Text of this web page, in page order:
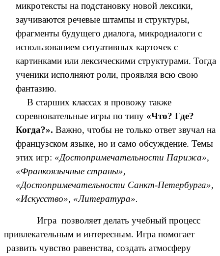
микротексты на подстановку новой лексики,
заучиваются речевые штампы и структуры,
фрагменты будущего диалога, микродиалоги с
использованием ситуативных карточек с
картинками или лексическими структурами. Тогда
ученики исполняют роли, проявляя всю свою
фантазию.
В старших классах я провожу также
соревновательные игры по типу «Что? Где?
Когда?». Важно, чтобы не только ответ звучал на
французском языке, но и само обсуждение. Темы
этих игр: «Достопримечательности Парижа»,
«Франкоязычные страны»,
«Достопримечательности Санкт-Петербурга»,
«Искусство», «Литература».
Игра позволяет делать учебный процесс
привлекательным и интересным. Игра помогает
развить чувство равенства, создать атмосферу